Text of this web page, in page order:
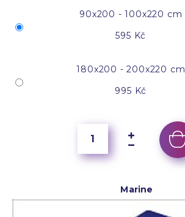
90x200 - 100x220 cm
595 Kč
180x200 - 200x220 cm
995 Kč
Marine